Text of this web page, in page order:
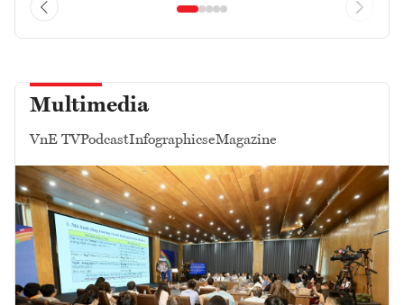
Multimedia
VnE TVPodcastInfographicseMagazine